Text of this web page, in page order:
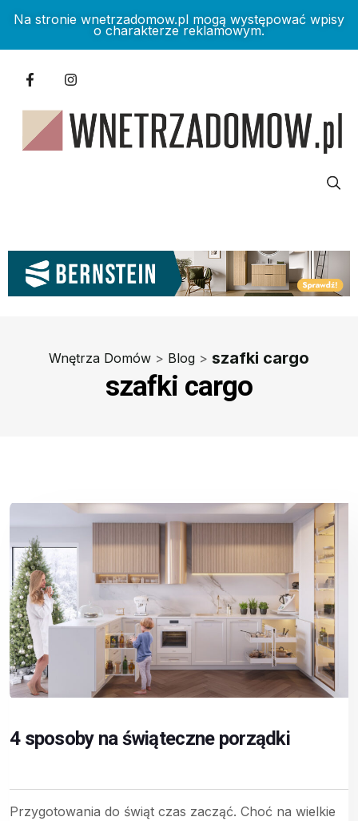
Na stronie wnetrzadomow.pl mogą występować wpisy
o charakterze reklamowym.
Wnętrza Domów > Blog > szafki cargo
szafki cargo
4 sposoby na świąteczne porządki
Przygotowania do świąt czas zacząć. Choć na wielkie